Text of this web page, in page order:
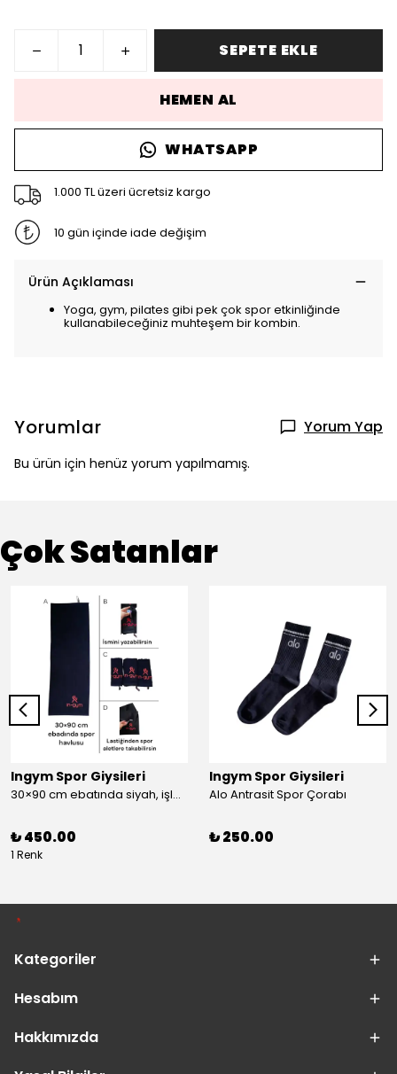
SEPETE EKLE
HEMEN AL
WHATSAPP
1.000 TL üzeri ücretsiz kargo
10 gün içinde iade değişim
Ürün Açıklaması
Yoga, gym, pilates gibi pek çok spor etkinliğinde
kullanabileceğiniz muhteşem bir kombin.
Yorumlar Yorum Yap
Bu ürün için henüz yorum yapılmamış.
Çok Satanlar
Ingym Spor Giysileri
30×90 cm ebatında siyah, işlemeli spor havlusu
₺ 450.00
1 Renk
Ingym Spor Giysileri
Alo Antrasit Spor Çorabı
₺ 250.00
Kategoriler
Hesabım
Hakkımızda